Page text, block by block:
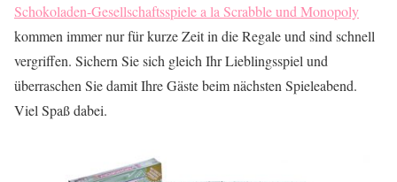
Schokoladen-Gesellschaftsspiele a la Scrabble und Monopoly
kommen immer nur für kurze Zeit in die Regale und sind schnell
vergriffen. Sichern Sie sich gleich Ihr Lieblingsspiel und
überraschen Sie damit Ihre Gäste beim nächsten Spieleabend.
Viel Spaß dabei.